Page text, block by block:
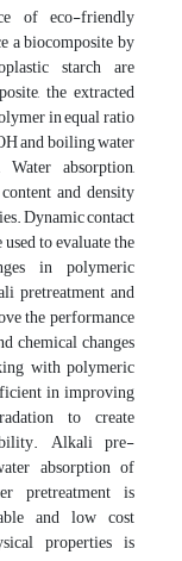
of eco-friendly
a biocomposite by
starch are
the extracted
in equal ratio
and boiling water
absorption,
and density
Dynamic contact
to evaluate the
in polymeric
pretreatment and
the performance
chemical changes
with polymeric
in improving
to create
Alkali pre-
absorption of
pretreatment is
and low cost
properties is